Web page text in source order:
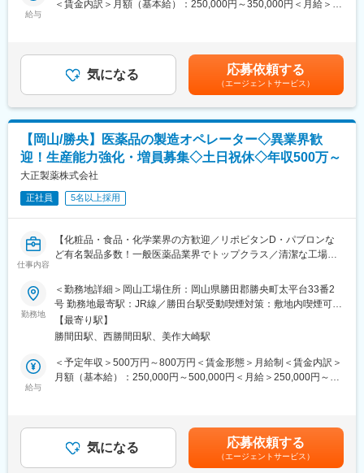
■働き方補足：
下記いずれかパターンの勤務時間で1勤務1週間ごと（1シフト/1週
5:30、22:45～翌7:15、22:15～翌6:45、2:00～10:30、3:15～
11:45、19:30～翌4:00、5:45～14:15、7:00～15:30、1:30～
10:00、4:00～12:30、0:15～8:45、17:00～翌1:30、6:30～15:00
※シフトに関する補足事項
出荷時間/作業内容の変更に伴い、業務上シフトがごくまれに変更
となる場合がございます。
■キャリアパスなど：
将来的には、リーダーとしてチーム体制を構築するなどマネジメ
ントを担って頂けることを期待しております。また、資格取得支
リア選好等を踏まえ、キャリアプランを一緒に形成し、個々のキ
ャリアプランに合わせた環境を提供する制度もあります。
■やりがい：
ます。その検査結果は癌の早期発見につながり、治療方針の決定
に大きな影響を及ぼします。質の高い製品を作ることができれ
主な事業分野であるSPECT・PETと呼ばれる核医学検査は、生体
内の微妙な変化をとらえて画像化する「分子イメージング」とい
給与
＜賃金内訳＞月額（基本給）：250,000円～350,000円＜月給＞
績のターゲット100％達成の場合支給■昇給：年1回賃金はあくま
でも目安の金額であり、選考を通じて上下する可能性がありま
す。月給(月額)は固定手当を含めた表記です。
気になる 応募依頼する
（エージェントサービス）
【岡山/勝央】医薬品の製造オペレーター◇異業界歓
迎！生産能力強化・増員募集◇土日祝休◇年収500万～
大正製薬株式会社
正社員 5名以上採用
仕事内容
【化粧品・食品・化学業界の方歓迎／リポビタンD・パブロンな
ど有名製品多数！一般医薬品業界でトップクラス／清潔な工場／
【はじめに】
医薬品の製造スタッフを募集します。医薬品の生産能力の増強お
よび、将来の製造現場のリーダー強化のための募集です。化粧
品・食品・ケミカルなど、医薬品業界未経験の方も含め、幅広く
募集しております。
■GMP関連の書類作成及び整備
■業務効率化を目的とした製造手順や作業環境の改善活動
勤務地
＜勤務地詳細＞岡山工場住所：岡山県勝田郡勝央町太平台33番2
号 勤務地最寄駅：JR線／勝田台駅受動喫煙対策：敷地内喫煙可能
場所あり変更の範囲：会社の定める事業所
【最寄り駅】
勝間田駅、西勝間田駅、美作大崎駅
給与
＜予定年収＞500万円～800万円＜賃金形態＞月給制＜賃金内訳＞
月額（基本給）：250,000円～500,000円＜月給＞250,000円～
も目安の金額であり、選考を通じて上下する可能性があります。
月給(月額)は固定手当を含めた表記です。
気になる 応募依頼する
（エージェントサービス）